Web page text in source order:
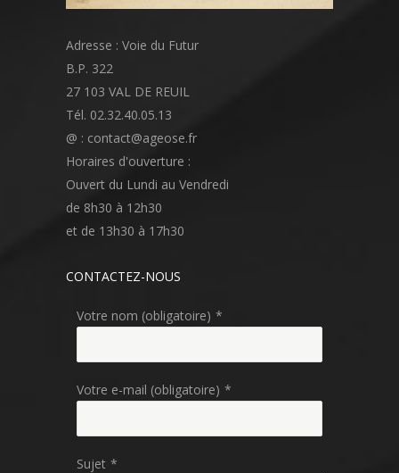
Adresse : Voie du Futur
B.P. 322
27 103 VAL DE REUIL
Tél. 02.32.40.05.13
@ : contact@ageose.fr
Horaires d'ouverture :
Ouvert du Lundi au Vendredi
de 8h30 à 12h30
et de 13h30 à 17h30
CONTACTEZ-NOUS
Votre nom (obligatoire) *
Votre e-mail (obligatoire) *
Sujet *